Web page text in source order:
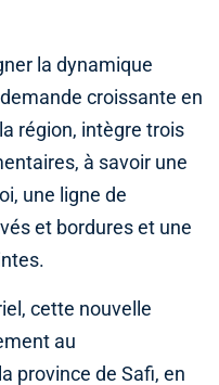
la dynamique
croissante en
région, intègre trois
à savoir une
une ligne de
et bordures et une
cette nouvelle
au
province de Safi, en